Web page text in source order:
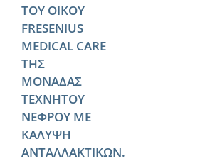
ΤΟΥ ΟΙΚΟΥ
FRESENIUS
MEDICAL CARE
ΤΗΣ
ΜΟΝΑΔΑΣ
ΤΕΧΝΗΤΟΥ
ΝΕΦΡΟΥ ΜΕ
ΚΑΛΥΨΗ
ΑΝΤΑΛΛΑΚΤΙΚΩΝ.